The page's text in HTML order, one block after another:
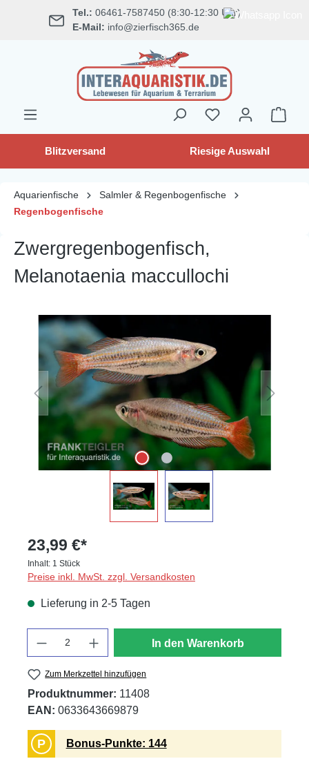
springen Tel.: 06461-7587450 (8:30-12:30 Uhr)
E-Mail: info@zierfisch365.de
Blitzversand Riesige Auswahl
Aquarienfische
Salmler & Regenbogenfische
Regenbogenfische
Zwergregenbogenfisch,
Melanotaenia maccullochi
Bildergalerie überspringen
23,99 €*
Inhalt: 1 Stück
Preise inkl. MwSt. zzgl. Versandkosten
Lieferung in 2-5 Tagen
In den Warenkorb
Zum Merkzettel hinzufügen
Produktnummer: 11408
EAN: 0633643669879
P Bonus-Punkte: 144